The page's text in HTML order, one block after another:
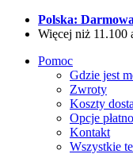
Polska:
Więcej niż 11.100
Pomoc
Gdzie jest
Zwroty
Koszty
Opcje
Kontakt
Wszystkie